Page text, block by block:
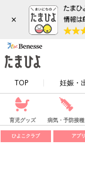
×
TOP 妊娠・
育児グッズ 病気・予防接種
ひよこクラブ アプリ